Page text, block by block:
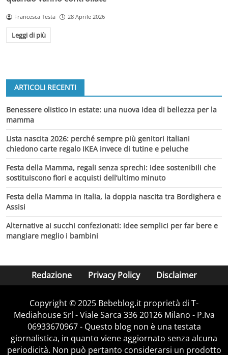
Francesca Testa 28 Aprile 2026
Leggi di più
ARTICOLI RECENTI
Benessere olistico in estate: una nuova idea di bellezza per la
mamma
Lista nascita 2026: perché sempre più genitori italiani
chiedono carte regalo IKEA invece di tutine e peluche
Festa della Mamma, regali senza sprechi: idee sostenibili che
sostituiscono fiori e acquisti dell’ultimo minuto
Festa della Mamma in Italia, la doppia nascita tra Bordighera e
Assisi
Alternative ai succhi confezionati: idee semplici per far bere e
mangiare meglio i bambini
Redazione Privacy Policy Disclaimer
Copyright © 2025 Bebeblog.it proprietà di T-
Mediahouse Srl - Viale Sarca 336 20126 Milano - P.Iva
06933670967 - Questo blog non è una testata
giornalistica, in quanto viene aggiornato senza alcuna
periodicità. Non può pertanto considerarsi un prodotto